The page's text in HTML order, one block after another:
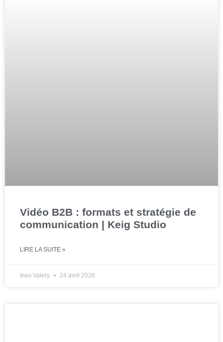
Vidéo B2B : formats et stratégie de
communication | Keig Studio
LIRE LA SUITE »
Ines Valery 24 avril 2026